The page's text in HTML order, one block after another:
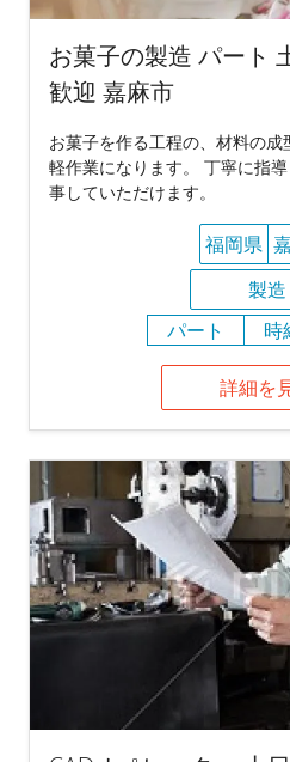
お菓子の製造 パート
歓迎 嘉麻市
お菓子を作る工程の、材料の
軽作業になります。 丁寧に指
事していただけます。
福岡県
製造
パート
時
詳細を